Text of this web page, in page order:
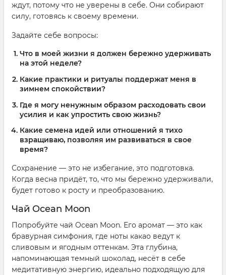
ждут, потому что не уверены в себе. Они собирают
силу, готовясь к своему времени.
Задайте себе вопросы:
Что в моей жизни я должен бережно удерживать
на этой неделе?
Какие практики и ритуалы поддержат меня в
зимнем спокойствии?
Где я могу ненужным образом расходовать свои
усилия и как упростить свою жизнь?
Какие семена идей или отношений я тихо
взращиваю, позволяя им развиваться в свое
время?
Сохранение — это не избегание, это подготовка.
Когда весна придёт, то, что мы бережно удерживали,
будет готово к росту и преобразованию.
Чай Ocean Moon
Попробуйте чай Ocean Moon. Его аромат — это как
бравурная симфония, где ноты какао ведут к
сливовым и ягодным оттенкам. Эта глубина,
напоминающая темный шоколад, несёт в себе
медитативную энергию, идеально подходящую для